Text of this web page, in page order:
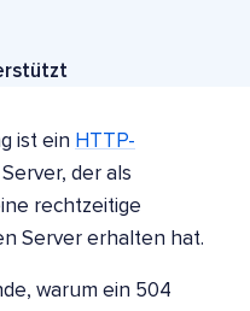
ist ein HTTP-
der als
rechtzeitige
Server erhalten hat.
warum ein 504